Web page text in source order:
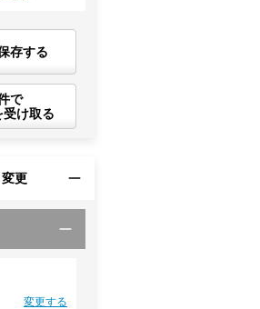
存する
で
受け取る
更
変更する